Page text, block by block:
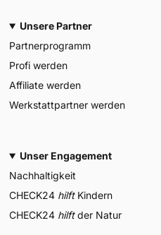
Unsere Partner
Partnerprogramm
Profi werden
Affiliate werden
Werkstattpartner werden
Unser Engagement
Nachhaltigkeit
CHECK24 hilftKindern
CHECK24 hilftder Natur